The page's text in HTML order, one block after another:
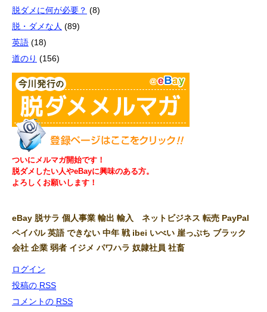
脱ダメに何が必要？ (8)
脱・ダメな人 (89)
英語 (18)
道のり (156)
ついにメルマガ開始です！
脱ダメしたい人やeBayに興味のある方。
よろしくお願いします！
eBay 脱サラ 個人事業 輸出 輸入 ネットビジネス 転売 PayPal
ペイパル 英語 できない 中年 戦 ibei いべい 崖っぷち ブラック
会社 企業 弱者 イジメ パワハラ 奴隷社員 社畜
ログイン
投稿の RSS
コメントの RSS